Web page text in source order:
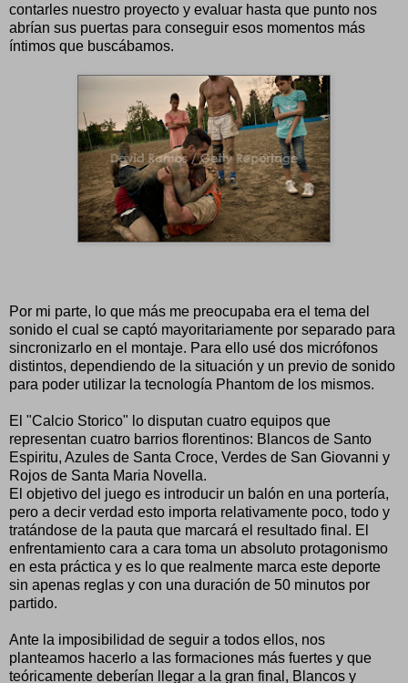
contarles nuestro proyecto y evaluar hasta que punto nos
abrían sus puertas para conseguir esos momentos más
íntimos que buscábamos.
Por mi parte, lo que más me preocupaba era el tema del
sonido el cual se captó mayoritariamente por separado para
sincronizarlo en el montaje. Para ello usé dos micrófonos
distintos, dependiendo de la situación y un previo de sonido
para poder utilizar la tecnología Phantom de los mismos.
El "Calcio Storico" lo disputan cuatro equipos que
representan cuatro barrios florentinos: Blancos de Santo
Espiritu, Azules de Santa Croce, Verdes de San Giovanni y
Rojos de Santa Maria Novella.
El objetivo del juego es introducir un balón en una portería,
pero a decir verdad esto importa relativamente poco, todo y
tratándose de la pauta que marcará el resultado final. El
enfrentamiento cara a cara toma un absoluto protagonismo
en esta práctica y es lo que realmente marca este deporte
sin apenas reglas y con una duración de 50 minutos por
partido.
Ante la imposibilidad de seguir a todos ellos, nos
planteamos hacerlo a las formaciones más fuertes y que
teóricamente deberían llegar a la gran final, Blancos y